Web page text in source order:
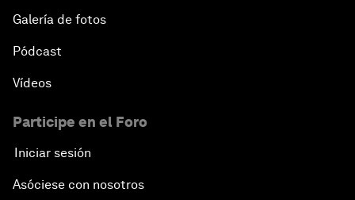
Galería de fotos
Pódcast
Vídeos
Participe en el Foro
Iniciar sesión
Asóciese con nosotros